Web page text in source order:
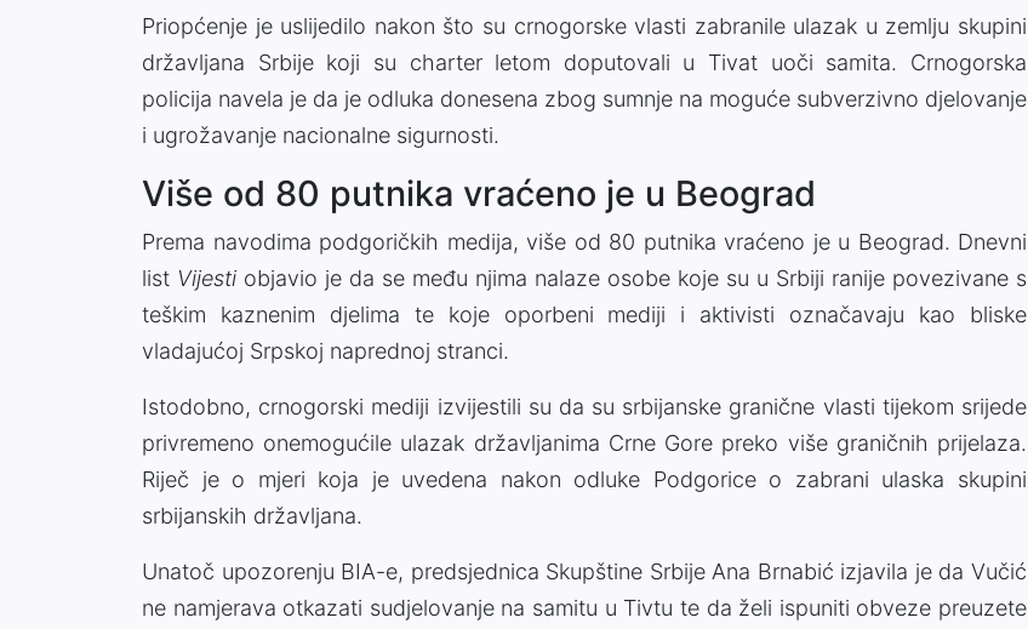
Priopćenje je uslijedilo nakon što su crnogorske vlasti zabranile ulazak u zemlju skupini
državljana Srbije koji su charter letom doputovali u Tivat uoči samita. Crnogorska
policija navela je da je odluka donesena zbog sumnje na moguće subverzivno djelovanje
i ugrožavanje nacionalne sigurnosti.
Više od 80 putnika vraćeno je u Beograd
Prema navodima podgoričkih medija, više od 80 putnika vraćeno je u Beograd. Dnevni
list Vijesti objavio je da se među njima nalaze osobe koje su u Srbiji ranije povezivane s
teškim kaznenim djelima te koje oporbeni mediji i aktivisti označavaju kao bliske
vladajućoj Srpskoj naprednoj stranci.
Istodobno, crnogorski mediji izvijestili su da su srbijanske granične vlasti tijekom srijede
privremeno onemogućile ulazak državljanima Crne Gore preko više graničnih prijelaza.
Riječ je o mjeri koja je uvedena nakon odluke Podgorice o zabrani ulaska skupini
srbijanskih državljana.
Unatoč upozorenju BIA-e, predsjednica Skupštine Srbije Ana Brnabić izjavila je da Vučić
ne namjerava otkazati sudjelovanje na samitu u Tivtu te da želi ispuniti obveze preuzete